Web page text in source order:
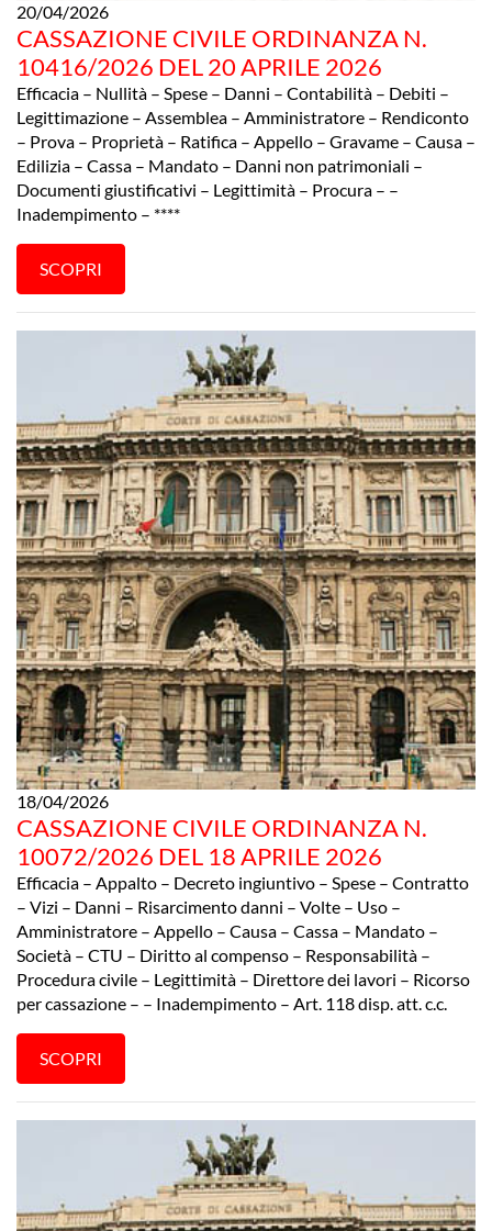
20/04/2026
CASSAZIONE CIVILE ORDINANZA N.
10416/2026 DEL 20 APRILE 2026
Efficacia – Nullità – Spese – Danni – Contabilità – Debiti –
Legittimazione – Assemblea – Amministratore – Rendiconto
– Prova – Proprietà – Ratifica – Appello – Gravame – Causa –
Edilizia – Cassa – Mandato – Danni non patrimoniali –
Documenti giustificativi – Legittimità – Procura – –
Inadempimento – ****
SCOPRI
18/04/2026
CASSAZIONE CIVILE ORDINANZA N.
10072/2026 DEL 18 APRILE 2026
Efficacia – Appalto – Decreto ingiuntivo – Spese – Contratto
– Vizi – Danni – Risarcimento danni – Volte – Uso –
Amministratore – Appello – Causa – Cassa – Mandato –
Società – CTU – Diritto al compenso – Responsabilità –
Procedura civile – Legittimità – Direttore dei lavori – Ricorso
per cassazione – – Inadempimento – Art. 118 disp. att. c.c.
SCOPRI